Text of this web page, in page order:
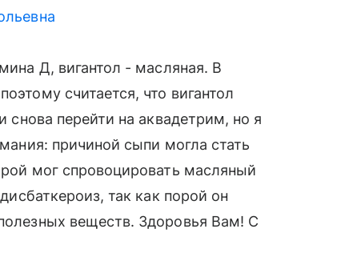
Д, вигантол - масляная. В
считается, что вигантол
снова перейти на аквадетрим, но я
причиной сыпи могла стать
мог спровоцировать масляный
так как порой он
веществ. Здоровья Вам! С